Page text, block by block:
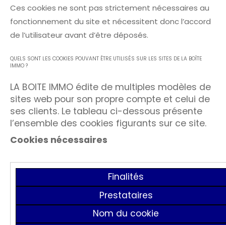
Ces cookies ne sont pas strictement nécessaires au
fonctionnement du site et nécessitent donc l’accord
de l’utilisateur avant d’être déposés.
QUELS SONT LES COOKIES POUVANT ÊTRE UTILISÉS SUR LES SITES DE LA BOÎTE
IMMO ?
LA BOITE IMMO édite de multiples modèles de
sites web pour son propre compte et celui de
ses clients. Le tableau ci-dessous présente
l’ensemble des cookies figurants sur ce site.
Cookies nécessaires
Finalités
Prestataires
Nom du cookie